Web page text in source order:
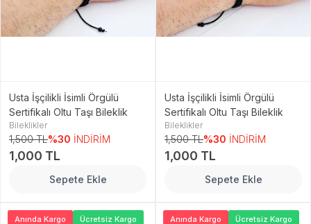
Usta İşçilikli İsimli Örgülü
Sertifikalı Oltu Taşı Bileklik
Bileklikler
1,500 TL%30 İNDİRİM
1,000 TL
Sepete Ekle
Usta İşçilikli İsimli Örgülü
Sertifikalı Oltu Taşı Bileklik
Bileklikler
1,500 TL%30 İNDİRİM
1,000 TL
Sepete Ekle
Anında Kargo Ücretsiz Kargo Anında Kargo Ücretsiz Kargo